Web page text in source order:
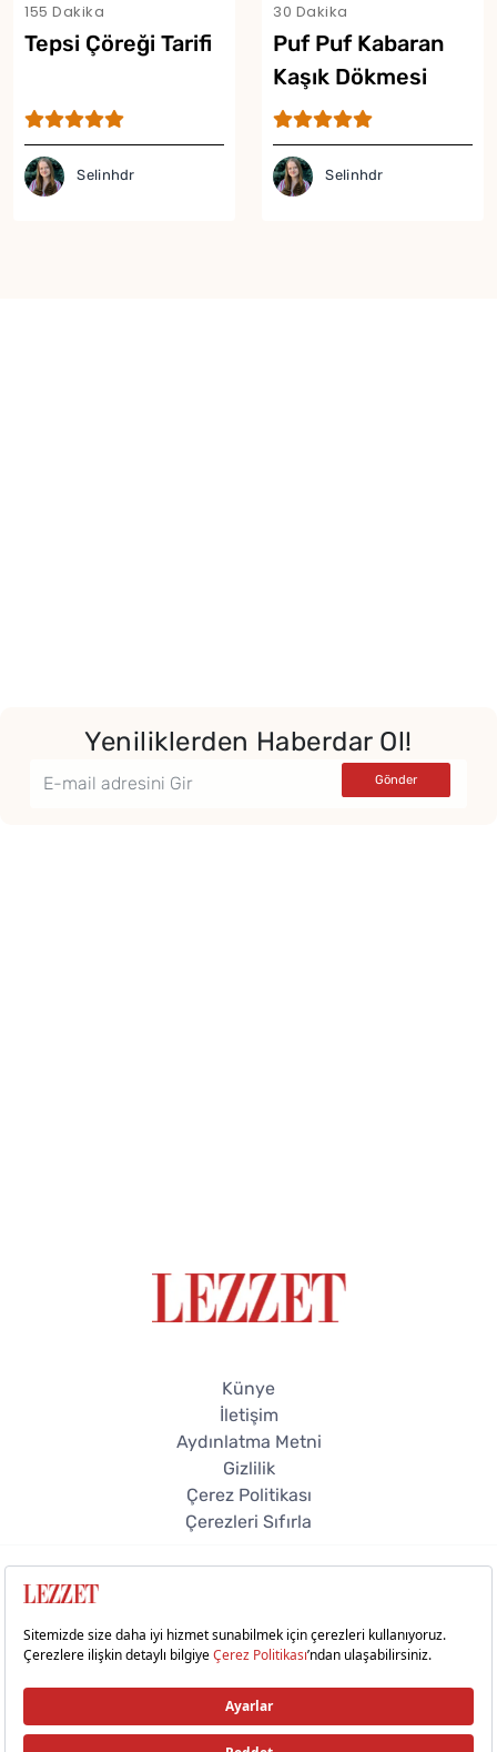
155 Dakika
Tepsi Çöreği Tarifi
Selinhdr
30 Dakika
Puf Puf Kabaran
Kaşık Dökmesi
Tarifi
Selinhdr
Yeniliklerden Haberdar Ol!
Künye
İletişim
Aydınlatma Metni
Gizlilik
Çerez Politikası
Çerezleri Sıfırla
© 2026 Lezzet Online. Tüm hakları saklıdır.